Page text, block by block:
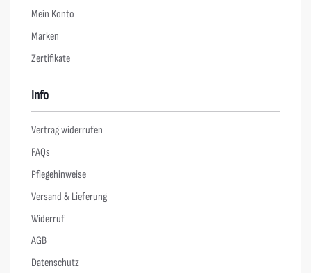
Mein Konto
Marken
Zertifikate
Info
Vertrag widerrufen
FAQs
Pflegehinweise
Versand & Lieferung
Widerruf
AGB
Datenschutz